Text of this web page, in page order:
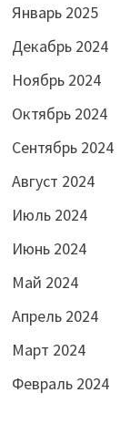
Январь 2025
Декабрь 2024
Ноябрь 2024
Октябрь 2024
Сентябрь 2024
Август 2024
Июль 2024
Июнь 2024
Май 2024
Апрель 2024
Март 2024
Февраль 2024